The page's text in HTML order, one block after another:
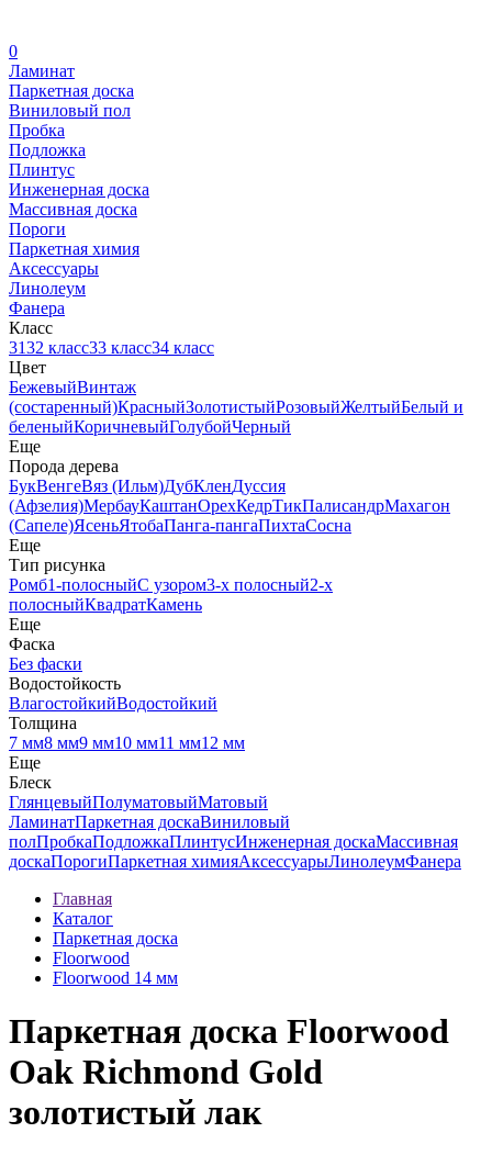
0
Ламинат
Паркетная доска
Виниловый пол
Пробка
Подложка
Плинтус
Инженерная доска
Массивная доска
Пороги
Паркетная химия
Аксессуары
Линолеум
Фанера
Класс
3132 класс33 класс34 класс
Цвет
БежевыйВинтаж
(состаренный)КрасныйЗолотистыйРозовыйЖелтыйБелый и
беленыйКоричневыйГолубойЧерный
Еще
Порода дерева
БукВенгеВяз (Ильм)ДубКленДуссия
(Афзелия)МербауКаштанОрехКедрТикПалисандрМахагон
(Сапеле)ЯсеньЯтобаПанга-пангаПихтаСосна
Еще
Тип рисунка
Ромб1-полосныйС узором3-х полосный2-х
полосныйКвадратКамень
Еще
Фаска
Без фаски
Водостойкость
ВлагостойкийВодостойкий
Толщина
7 мм8 мм9 мм10 мм11 мм12 мм
Еще
Блеск
ГлянцевыйПолуматовыйМатовый
ЛаминатПаркетная доскаВиниловый
полПробкаПодложкаПлинтусИнженерная доскаМассивная
доскаПорогиПаркетная химияАксессуарыЛинолеумФанера
Главная
Каталог
Паркетная доска
Floorwood
Floorwood 14 мм
Паркетная доска Floorwood
Oak Richmond Gold
золотистый лак